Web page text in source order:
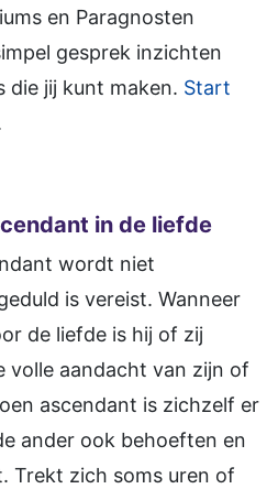
en Paragnosten
gesprek inzichten
die jij kunt maken. Start
in de liefde
wordt niet
is vereist. Wanneer
de liefde is hij of zij
volle aandacht van zijn of
ascendant is zichzelf er
ander ook behoeften en
Trekt zich soms uren of